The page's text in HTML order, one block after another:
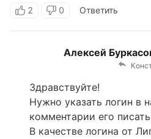
2 0 Ответить
Алексей
Здравствуйте!
Нужно указать логин в
комментарии его
В качестве логина от